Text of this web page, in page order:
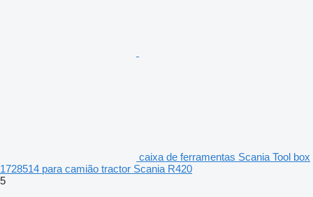
caixa de ferramentas Scania Tool box
1728514 para camião tractor Scania R420
5